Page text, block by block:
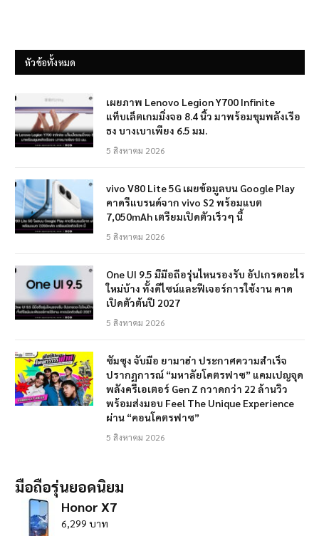
หัวข้อทั้งหมด
เผยภาพ Lenovo Legion Y700 Infinite
แท็บเล็ตเกมมิ่งจอ 8.4 นิ้ว มาพร้อมขุมพลังเรือ
ธง บางเบาเพียง 6.5 มม.
5 สิงหาคม 2026
vivo V80 Lite 5G เผยข้อมูลบน Google Play
คาดรีแบรนด์จาก vivo S2 พร้อมแบต
7,050mAh เตรียมเปิดตัวเร็วๆ นี้
5 สิงหาคม 2026
One UI 9.5 มีมือถือรุ่นไหนรองรับ อัปเกรดอะไร
ใหม่บ้าง ทั้งดีไซน์และฟีเจอร์การใช้งาน คาด
เปิดตัวต้นปี 2027
5 สิงหาคม 2026
ซัมซุง จับมือ ยามาฮ่า ประกาศความสำเร็จ
ปรากฏการณ์ “มหาลัยโคตรฟาซ” แคมเปญจุด
พลังครีเอเตอร์ Gen Z กวาดกว่า 22 ล้านวิว
พร้อมส่งมอบ Feel The Unique Experience
ผ่าน “คอนโคตรฟาซ”
5 สิงหาคม 2026
มือถือรุ่นยอดนิยม
Honor X7
6,299 บาท